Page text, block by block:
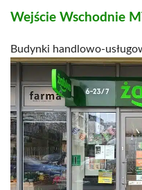
Wejście Wschodnie
Budynki handlowo-